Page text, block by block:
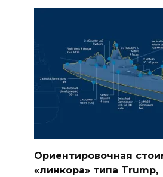
Ориентировочная
«линкора» типа Trump,